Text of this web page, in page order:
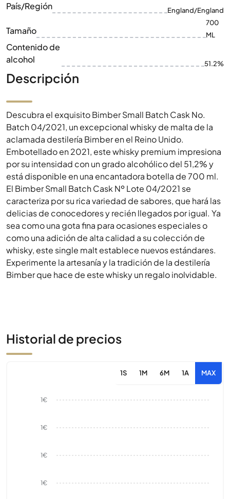
País/Región England/England
Tamaño
700
ML
Contenido de
alcohol
51.2%
Descripción
Descubra el exquisito Bimber Small Batch Cask No.
Batch 04/2021, un excepcional whisky de malta de la
aclamada destilería Bimber en el Reino Unido.
Embotellado en 2021, este whisky premium impresiona
por su intensidad con un grado alcohólico del 51,2% y
está disponible en una encantadora botella de 700 ml.
El Bimber Small Batch Cask Nº Lote 04/2021 se
caracteriza por su rica variedad de sabores, que hará las
delicias de conocedores y recién llegados por igual. Ya
sea como una gota fina para ocasiones especiales o
como una adición de alta calidad a su colección de
whisky, este single malt establece nuevos estándares.
Experimente la artesanía y la tradición de la destilería
Bimber que hace de este whisky un regalo inolvidable.
Historial de precios
1S 1M 6M 1A MAX
1€
1€
1€
1€